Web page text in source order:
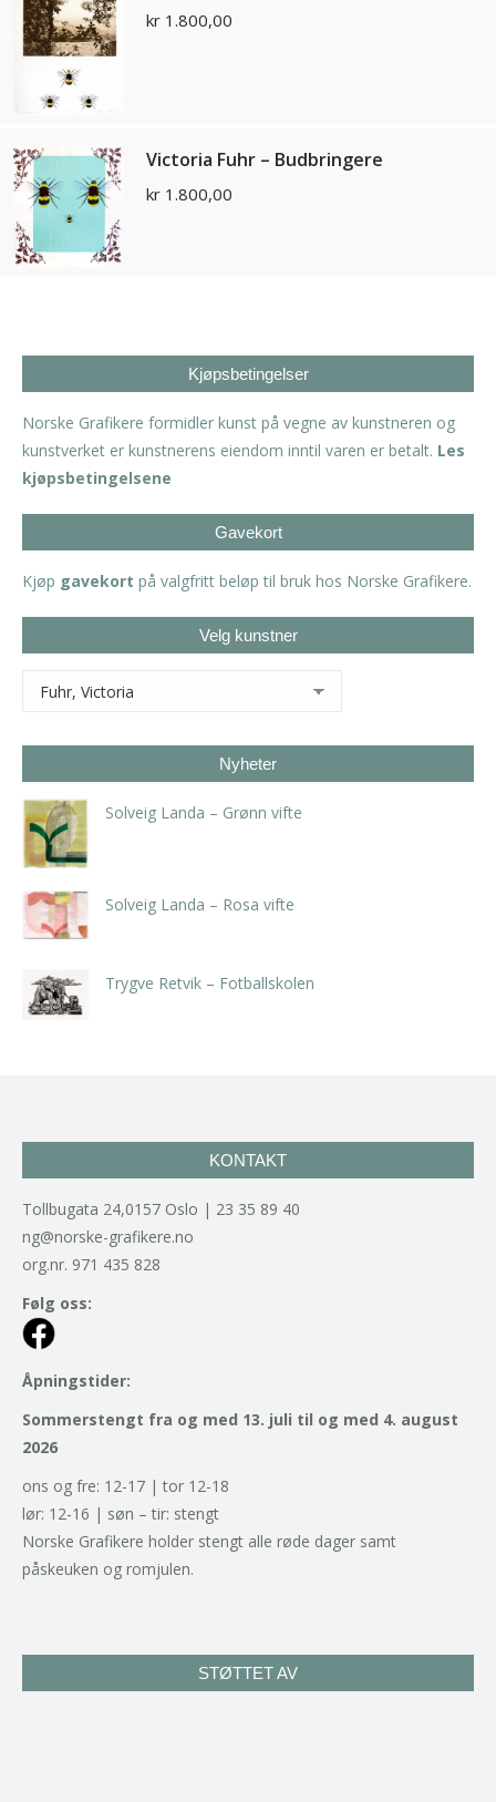
kr 1.800,00
Victoria Fuhr – Budbringere
kr 1.800,00
Kjøpsbetingelser
Norske Grafikere formidler kunst på vegne av kunstneren og
kunstverket er kunstnerens eiendom inntil varen er betalt. Les
kjøpsbetingelsene
Gavekort
Kjøp gavekort på valgfritt beløp til bruk hos Norske Grafikere.
Velg kunstner
Nyheter
Solveig Landa – Grønn vifte
Solveig Landa – Rosa vifte
Trygve Retvik – Fotballskolen
KONTAKT
Tollbugata 24,0157 Oslo | 23 35 89 40
ng@norske-grafikere.no
org.nr. 971 435 828
Følg oss:
Åpningstider:
Sommerstengt fra og med 13. juli til og med 4. august
2026
ons og fre: 12-17 | tor 12-18
lør: 12-16 | søn – tir: stengt
Norske Grafikere holder stengt alle røde dager samt
påskeuken og romjulen.
STØTTET AV